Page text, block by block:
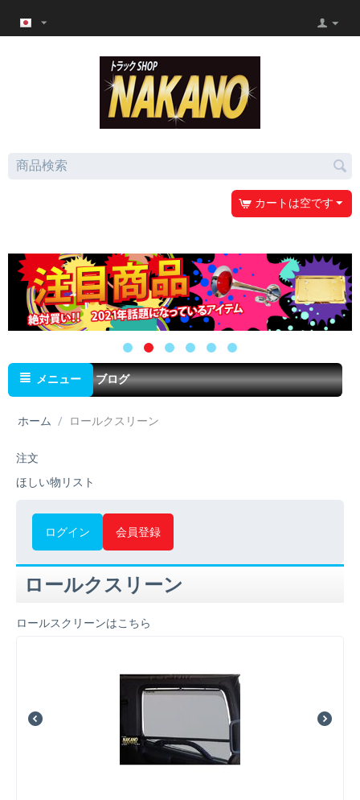
カートは空です
メニュー ブログ
ホーム / ロールクスリーン
注文
ほしい物リスト
ログイン 会員登録
ロールクスリーン
ロールスクリーンはこちら